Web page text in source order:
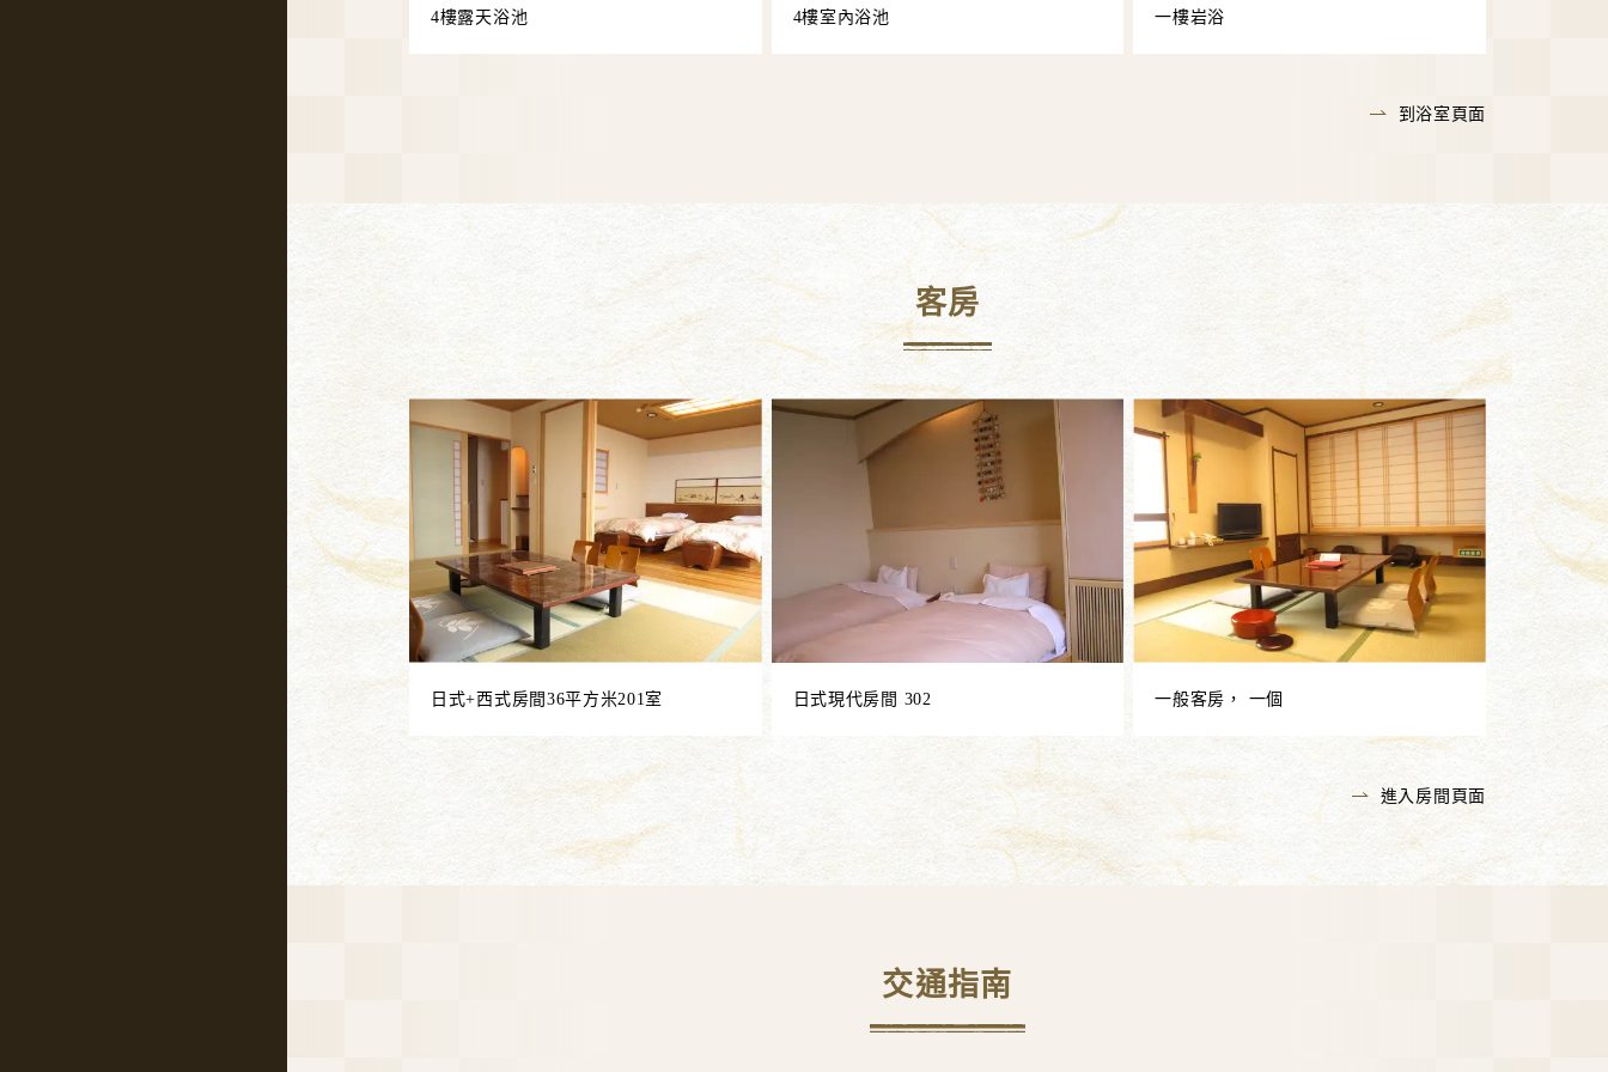
4樓露天浴池 4樓室內浴池 一樓岩浴
到浴室頁面
客房
日式+西式房間36平方米201室 日式現代房間 302 一般客房， 一個
進入房間頁面
交通指南